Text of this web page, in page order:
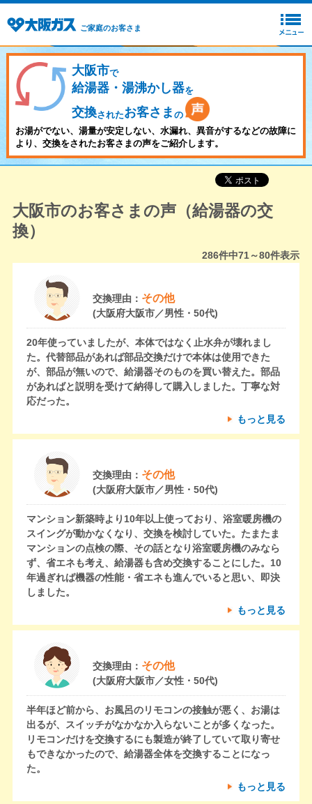
ご家庭のお客さま
大阪市で
給湯器・湯沸かし器を
交換されたお客さま の
お湯がでない、湯量が安定しない、水漏れ、異音がするなどの故障に
より、交換をされたお客さまの声をご紹介します。
大阪市のお客さまの声（給湯器の交
換）
286件中71～80件表示
交換理由： その他
(大阪府大阪市／男性・50代)
20年使っていましたが、本体ではなく止水弁が壊れまし
た。代替部品があれば部品交換だけで本体は使用できた
が、部品が無いので、給湯器そのものを買い替えた。部品
があればと説明を受けて納得して購入しました。丁寧な対
応だった。
もっと見る
交換理由： その他
(大阪府大阪市／男性・50代)
マンション新築時より10年以上使っており、浴室暖房機の
スイングが動かなくなり、交換を検討していた。たまたま
マンションの点検の際、その話となり浴室暖房機のみなら
ず、省エネも考え、給湯器も含め交換することにした。10
年過ぎれば機器の性能・省エネも進んでいると思い、即決
しました。
もっと見る
交換理由： その他
(大阪府大阪市／女性・50代)
半年ほど前から、お風呂のリモコンの接触が悪く、お湯は
出るが、スイッチがなかなか入らないことが多くなった。
リモコンだけを交換するにも製造が終了していて取り寄せ
もできなかったので、給湯器全体を交換することになっ
た。
もっと見る